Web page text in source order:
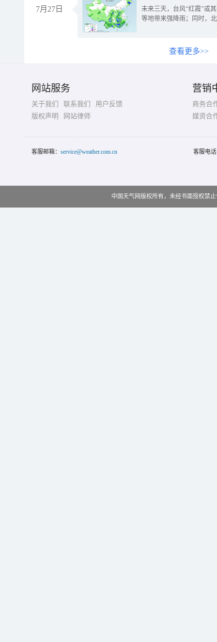
7月27日
未来三天，台风“红霞”或
等地带来强降雨；同时，
查看更多>>
网站服务
关于我们 联系我们
用户反馈
版权声明
网站律师
营销
商务合
媒资合
客服邮箱： service@weather.com.cn 客服电
中国天气网版权所有，未经书面授权